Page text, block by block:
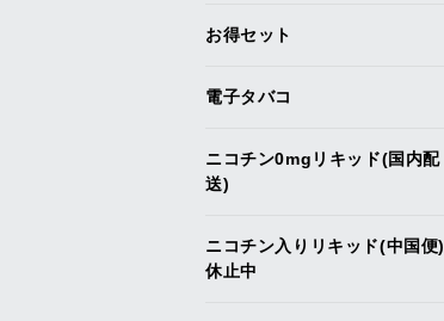
お得セット
電子タバコ
ニコチン0mgリキッド(国内配
送)
ニコチン入りリキッド(中国便)
休止中